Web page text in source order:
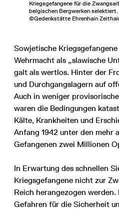
Kriegsgefangene für die
belgischen Bergwerken selektiert.
©Gedenkstätte Ehrenhain
Sowjetische
Wehrmacht als „slawische
galt als wertlos. Hinter der
und Durchgangslagern auf
Auch in weniger
waren die Bedingungen
Kälte, Krankheiten und
Anfang 1942 unter den mehr
Gefangenen zwei Millionen
In Erwartung des schnellen
Kriegsgefangene nicht zur
Reich herangezogen
Gefahren für die Sicherheit